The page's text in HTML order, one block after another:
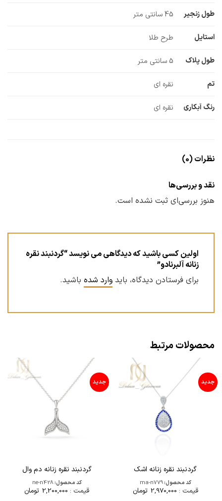
طول زنجیر 45 سانتی متر
استایل طرح طلا
طول پلاک 5 سانتی متر
تم نقره ای
رنگ آبکاری نقره ای
نظرات (0)
نقد و بررسی‌ها
هنوز بررسی‌ای ثبت نشده است.
اولین کسی باشید که دیدگاهی می نویسد “گردنبند نقره
زنانه آلبرنادو”
برای فرستادن دیدگاه، باید وارد شده باشید.
محصولات مرتبط
جدید
گردنبند نقره زنانه اشک
کد محصول:ma-n779
قیمت : 2,970,000 تومان
جدید
گردنبند نقره زنانه دم وال
کد محصول:ne-n428
قیمت : 2,200,000 تومان